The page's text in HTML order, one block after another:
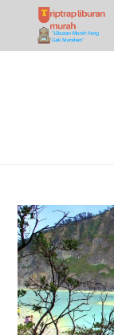
content